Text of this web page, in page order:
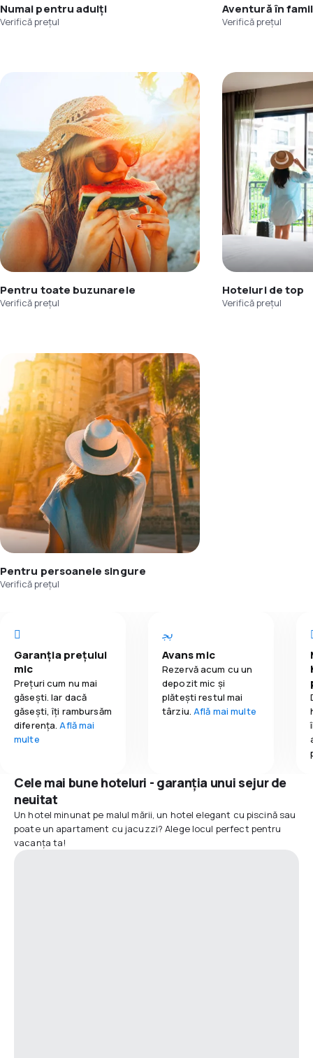
Numai pentru adulți
Verifică prețul
Aventură în
Verifică prețul
Pentru toate buzunarele
Verifică prețul
Hoteluri de top
Verifică prețul
Pentru persoanele singure
Verifică prețul
Garanția prețului
mic
Prețuri cum nu mai
găsești. Iar dacă
găseşti, îți rambursăm
diferența.Află mai
multe
Avans mic
Rezervă acum cu un
depozit mic și
plătești restul mai
târziu.Află mai multe
Cele mai bune hoteluri - garanția unui sejur de
neuitat
Un hotel minunat pe malul mării, un hotel elegant cu piscină sau
poate un apartament cu jacuzzi? Alege locul perfect pentru
vacanța ta!